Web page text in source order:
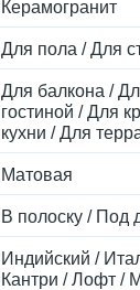
Керамогранит
Для пола / Для
Для балкона /
гостиной / Для
кухни / Для
Матовая
В полоску / Под
Индийский /
Кантри / Лофт /